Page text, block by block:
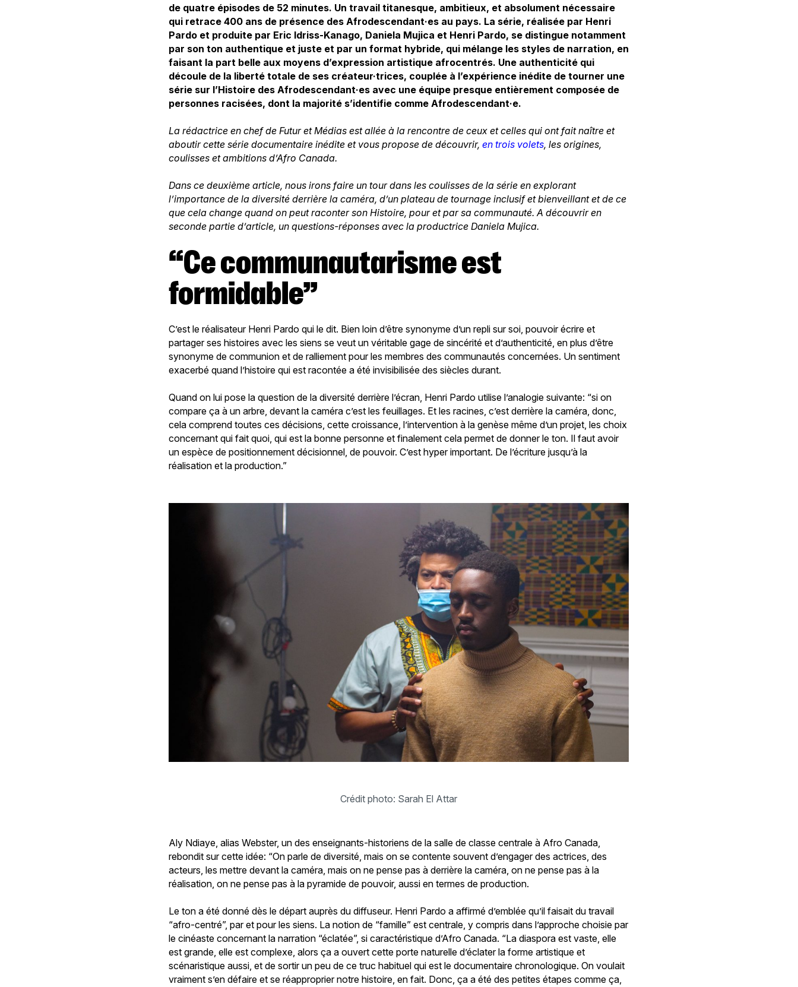
de quatre épisodes de 52 minutes. Un travail titanesque, ambitieux, et absolument nécessaire
qui retrace 400 ans de présence des Afrodescendant·es au pays. La série, réalisée par Henri
Pardo et produite par Eric Idriss-Kanago, Daniela Mujica et Henri Pardo, se distingue notamment
par son ton authentique et juste et par un format hybride, qui mélange les styles de narration, en
faisant la part belle aux moyens d’expression artistique afrocentrés. Une authenticité qui
découle de la liberté totale de ses créateur·trices, couplée à l’expérience inédite de tourner une
série sur l’Histoire des Afrodescendant·es avec une équipe presque entièrement composée de
personnes racisées, dont la majorité s’identifie comme Afrodescendant·e.
La rédactrice en chef de Futur et Médias est allée à la rencontre de ceux et celles qui ont fait naître et
aboutir cette série documentaire inédite et vous propose de découvrir,en trois volets, les origines,
coulisses et ambitions d’Afro Canada.
Dans ce deuxième article, nous irons faire un tour dans les coulisses de la série en explorant
l’importance de la diversité derrière la caméra, d’un plateau de tournage inclusif et bienveillant et de ce
que cela change quand on peut raconter son Histoire, pour et par sa communauté. A découvrir en
seconde partie d’article, un questions-réponses avec la productrice Daniela Mujica.
“Ce communautarisme est
formidable”
C’est le réalisateur Henri Pardo qui le dit. Bien loin d’être synonyme d’un repli sur soi, pouvoir écrire et
partager ses histoires avec les siens se veut un véritable gage de sincérité et d’authenticité, en plus d’être
synonyme de communion et de ralliement pour les membres des communautés concernées. Un sentiment
exacerbé quand l’histoire qui est racontée a été invisibilisée des siècles durant.
Quand on lui pose la question de la diversité derrière l’écran, Henri Pardo utilise l’analogie suivante: “si on
compare ça à un arbre, devant la caméra c’est les feuillages. Et les racines, c’est derrière la caméra, donc,
cela comprend toutes ces décisions, cette croissance, l’intervention à la genèse même d’un projet, les choix
concernant qui fait quoi, qui est la bonne personne et finalement cela permet de donner le ton. Il faut avoir
un espèce de positionnement décisionnel, de pouvoir. C’est hyper important. De l’écriture jusqu’à la
réalisation et la production.”
Crédit photo: Sarah El Attar
Aly Ndiaye, alias Webster, un des enseignants-historiens de la salle de classe centrale à Afro Canada,
rebondit sur cette idée: “On parle de diversité, mais on se contente souvent d’engager des actrices, des
acteurs, les mettre devant la caméra, mais on ne pense pas à derrière la caméra, on ne pense pas à la
réalisation, on ne pense pas à la pyramide de pouvoir, aussi en termes de production.
Le ton a été donné dès le départ auprès du diffuseur. Henri Pardo a affirmé d’emblée qu’il faisait du travail
“afro-centré”, par et pour les siens. La notion de “famille” est centrale, y compris dans l’approche choisie par
le cinéaste concernant la narration “éclatée”, si caractéristique d’Afro Canada. “La diaspora est vaste, elle
est grande, elle est complexe, alors ça a ouvert cette porte naturelle d’éclater la forme artistique et
scénaristique aussi, et de sortir un peu de ce truc habituel qui est le documentaire chronologique. On voulait
vraiment s’en défaire et se réapproprier notre histoire, en fait. Donc, ça a été des petites étapes comme ça,